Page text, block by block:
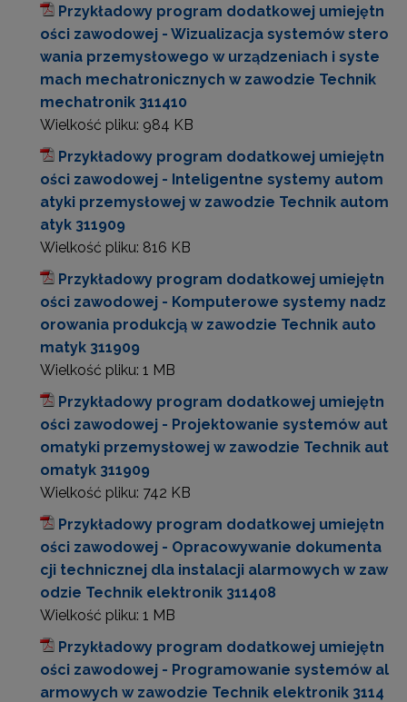
Przykładowy program dodatkowej umiejętn
ości zawodowej - Wizualizacja systemów stero
wania przemysłowego w urządzeniach i syste
mach mechatronicznych w zawodzie Technik
mechatronik 311410
Wielkość pliku: 984 KB
Przykładowy program dodatkowej umiejętn
ości zawodowej - Inteligentne systemy autom
atyki przemysłowej w zawodzie Technik autom
atyk 311909
Wielkość pliku: 816 KB
Przykładowy program dodatkowej umiejętn
ości zawodowej - Komputerowe systemy nadz
orowania produkcją w zawodzie Technik auto
matyk 311909
Wielkość pliku: 1 MB
Przykładowy program dodatkowej umiejętn
ości zawodowej - Projektowanie systemów aut
omatyki przemysłowej w zawodzie Technik aut
omatyk 311909
Wielkość pliku: 742 KB
Przykładowy program dodatkowej umiejętn
ości zawodowej - Opracowywanie dokumenta
cji technicznej dla instalacji alarmowych w zaw
odzie Technik elektronik 311408
Wielkość pliku: 1 MB
Przykładowy program dodatkowej umiejętn
ości zawodowej - Programowanie systemów al
armowych w zawodzie Technik elektronik 3114